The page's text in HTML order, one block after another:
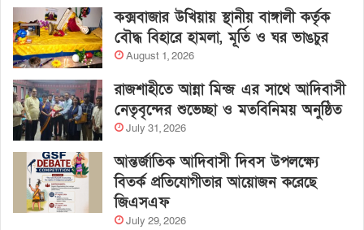
কক্সবাজার উখিয়ায় স্থানীয় বাঙ্গালী কর্তৃক
বৌদ্ধ বিহারে হামলা, মূর্তি ও ঘর ভাঙচুর
August 1, 2026
রাজশাহীতে আন্না মিন্জ এর সাথে আদিবাসী
নেতৃবৃন্দের শুভেচ্ছা ও মতবিনিময় অনুষ্ঠিত
July 31, 2026
আন্তর্জাতিক আদিবাসী দিবস উপলক্ষ্যে
বিতর্ক প্রতিযোগীতার আয়োজন করেছে
জিএসএফ
July 29, 2026